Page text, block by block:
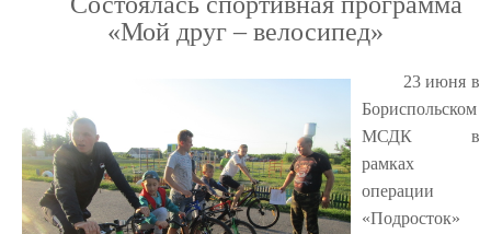
«Мой друг – велосипед»
23 июня в
Бориспольском
МСДК в
рамках
операции
«Подросток»